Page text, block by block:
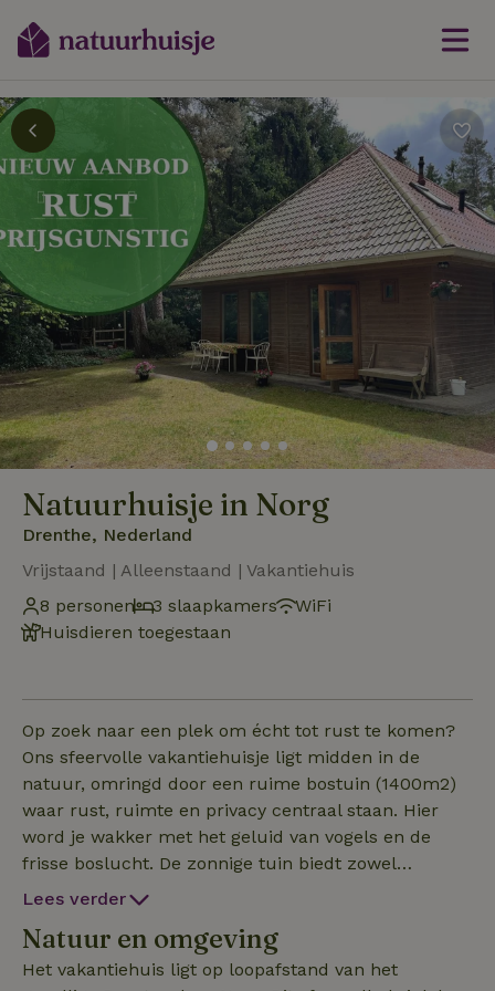
Natuurhuisje in Norg
Drenthe, Nederland
Vrijstaand | Alleenstaand | Vakantiehuis
8 personen
3 slaapkamers
WiFi
Huisdieren toegestaan
Op zoek naar een plek om écht tot rust te komen?
Ons sfeervolle vakantiehuisje ligt midden in de
natuur, omringd door een ruime bostuin (1400m2)
waar rust, ruimte en privacy centraal staan. Hier
word je wakker met het geluid van vogels en de
frisse boslucht. De zonnige tuin biedt zowel
heerlijke zonplekjes als rijke schaduw onder de
een boek, samen te eten of ’s avonds bij het vuur te
genieten van de stilte van de natuur. Huisdieren zijn
Lees verder
Natuur en omgeving
Het vakantiehuis ligt op loopafstand van het